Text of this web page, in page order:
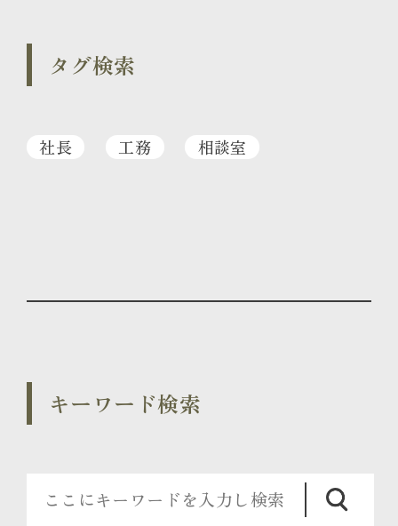
タグ検索
社長 工務 相談室
キーワード検索